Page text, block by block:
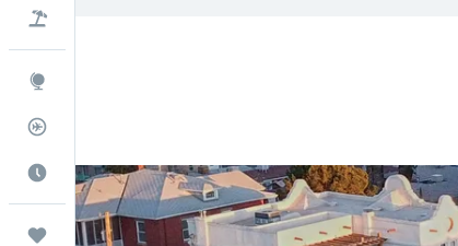
El mejor momento
Trips